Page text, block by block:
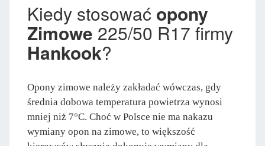
Kiedy stosować opony
Zimowe 225/50 R17 firmy
Hankook?
Opony zimowe należy zakładać wówczas, gdy
średnia dobowa temperatura powietrza wynosi
mniej niż 7°C. Choć w Polsce nie ma nakazu
wymiany opon na zimowe, to większość